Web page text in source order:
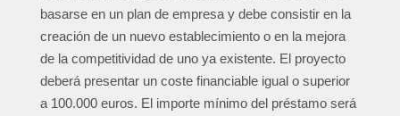
basarse en un plan de empresa y debe consistir en la
creación de un nuevo establecimiento o en la mejora
de la competitividad de uno ya existente. El proyecto
deberá presentar un coste financiable igual o superior
a 100.000 euros. El importe mínimo del préstamo será